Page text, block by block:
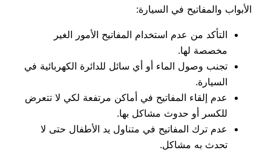
الأبواب والمفاتيح في السيارة:
التأكد من عدم استخدام المفاتيح الأمور الغير
مخصصة لها.
تجنب وصول الماء أو أي سائل للدائرة الكهربائية في
السيارة.
عدم إلقاء المفاتيح في أماكن مرتفعة لكي لا تتعرض
للكسر أو حدوث مشاكل بها.
عدم ترك المفاتيح في متناول يد الأطفال حتى لا
تحدث به مشاكل.